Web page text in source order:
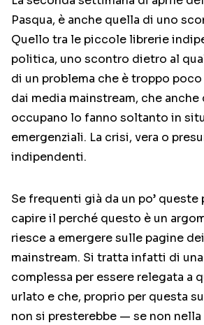
Pasqua, è anche quella di uno
Quello tra le piccole librerie
politica, uno scontro dietro al
di un problema che è troppo
dai media mainstream, che anche
occupano lo fanno soltanto in
emergenziali. La crisi, vera o
indipendenti.
Se frequenti già da un po’ queste
capire il perché questo è un
riesce a emergere sulle pagine
mainstream. Si tratta infatti di
complessa per essere relegata a
urlato e che, proprio per questa
non si presterebbe — se non nella